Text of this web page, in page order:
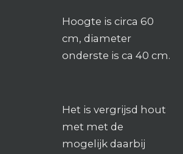
Hoogte is circa 60
cm, diameter
onderste is ca 40 cm.
Het is vergrijsd hout
met met de
mogelijk daarbij